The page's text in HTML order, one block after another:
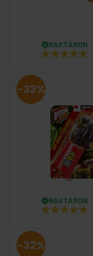
RAKTÁRON
-33%
RAKTÁRON
-32%